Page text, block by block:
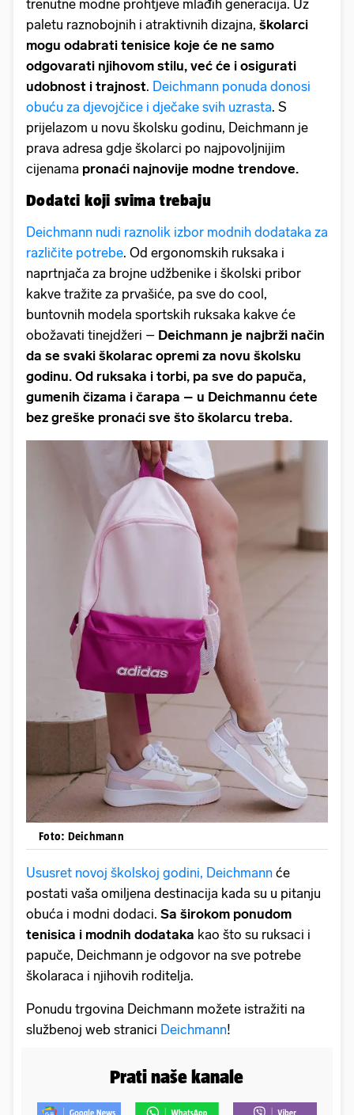
trenutne modne prohtjeve mlađih generacija. Uz
paletu raznobojnih i atraktivnih dizajna, školarci
mogu odabrati tenisice koje će ne samo
odgovarati njihovom stilu, već će i osigurati
udobnost i trajnost. Deichmann ponuda donosi
obuću za djevojčice i dječake svih uzrasta. S
prijelazom u novu školsku godinu, Deichmann je
prava adresa gdje školarci po najpovoljnijim
cijenama pronaći najnovije modne trendove.
Dodatci koji svima trebaju
Deichmann nudi raznolik izbor modnih dodataka za
različite potrebe. Od ergonomskih ruksaka i
naprtnjača za brojne udžbenike i školski pribor
kakve tražite za prvašiće, pa sve do cool,
buntovnih modela sportskih ruksaka kakve će
obožavati tinejdžeri – Deichmann je najbrži način
da se svaki školarac opremi za novu školsku
godinu. Od ruksaka i torbi, pa sve do papuča,
gumenih čizama i čarapa – u Deichmannu ćete
bez greške pronaći sve što školarcu treba.
Foto: Deichmann
Ususret novoj školskoj godini, Deichmann će
postati vaša omiljena destinacija kada su u pitanju
obuća i modni dodaci. Sa širokom ponudom
tenisica i modnih dodataka kao što su ruksaci i
papuče, Deichmann je odgovor na sve potrebe
školaraca i njihovih roditelja.
Ponudu trgovina Deichmann možete istražiti na
službenoj web stranici Deichmann!
Prati naše kanale